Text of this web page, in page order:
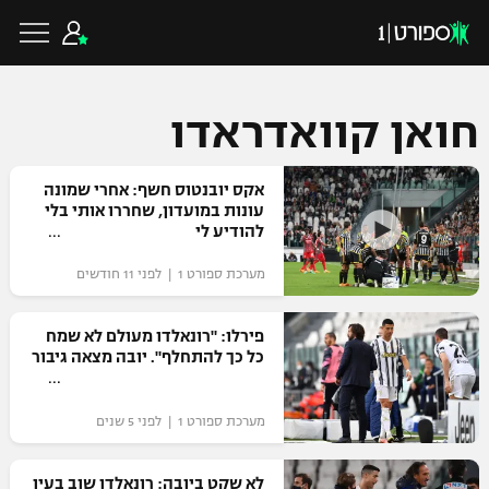
כדורגל ישראלי
ליגת העל
גביע הטוטו
ליגיונרים
גביע המדינה
כדורגל עולמי
ליגת האלופות
ליגה אירופית
ליגה אנגלית
כדורסל ישראלי
ליגת ווינר סל
ליגה לאומית
כדורסל עולמי
NBA
חואן קוואדראדו
אקס יובנטוס חשף: אחרי שמונה
עונות במועדון, שחררו אותי בלי
להודיע לי
מערכת ספורט 1 | לפני 11 חודשים
פירלו: "רונאלדו מעולם לא שמח
כל כך להתחלף". יובה מצאה גיבור
מערכת ספורט 1 | לפני 5 שנים
לא שקט ביובה: רונאלדו שוב בעין